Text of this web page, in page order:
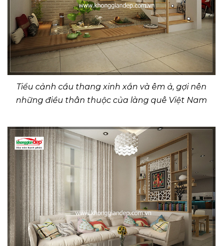
Tiểu cảnh cầu thang xinh xắn và êm ả, gợi nên
những điều thân thuộc của làng quê Việt Nam